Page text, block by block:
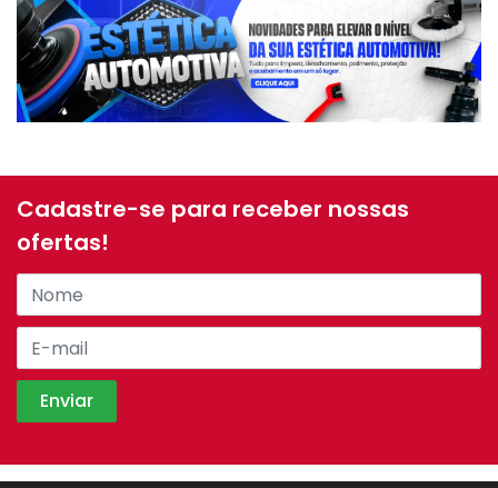
Cadastre-se para receber nossas
ofertas!